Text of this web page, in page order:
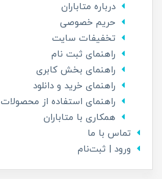
درباره متاباران
حریم خصوصی
تخفیفات سایت
راهنمای ثبت نام
راهنمای بخش کابری
راهنمای خرید و دانلود
راهنمای استفاده از محصولات
همکاری با متاباران
تماس با ما
ورود | ثبت‌نام